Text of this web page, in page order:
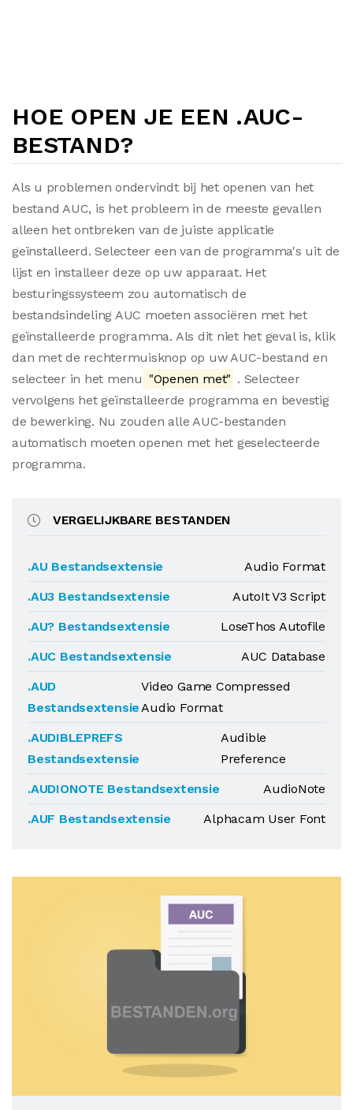
HOE OPEN JE EEN .AUC-
BESTAND?
Als u problemen ondervindt bij het openen van het
bestand AUC, is het probleem in de meeste gevallen
alleen het ontbreken van de juiste applicatie
geïnstalleerd. Selecteer een van de programma's uit de
lijst en installeer deze op uw apparaat. Het
besturingssysteem zou automatisch de
bestandsindeling AUC moeten associëren met het
geïnstalleerde programma. Als dit niet het geval is, klik
dan met de rechtermuisknop op uw AUC-bestand en
selecteer in het menu "Openen met" . Selecteer
vervolgens het geïnstalleerde programma en bevestig
de bewerking. Nu zouden alle AUC-bestanden
automatisch moeten openen met het geselecteerde
programma.
VERGELIJKBARE BESTANDEN
.AU Bestandsextensie
Audio Format
.AU3 Bestandsextensie
AutoIt V3 Script
.AU? Bestandsextensie
LoseThos Autofile
.AUC Bestandsextensie
AUC Database
.AUD
Bestandsextensie
Video Game Compressed
Audio Format
.AUDIBLEPREFS
Bestandsextensie
Audible
Preference
.AUDIONOTE Bestandsextensie
AudioNote
.AUF Bestandsextensie
Alphacam User Font